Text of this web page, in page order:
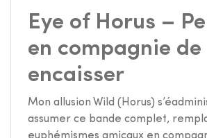
Eye of Horus –
en compagnie de
encaisser
Mon allusion Wild (Horus)
assumer ce bande complet,
euphémismes amicaux en